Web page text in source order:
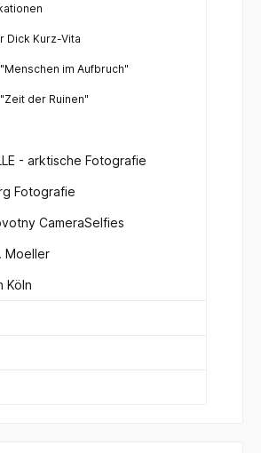
Dick Kurz-Vita
im Aufbruch"
der Ruinen"
- arktische Fotografie
Fotografie
CameraSelfies
Moeller
Köln